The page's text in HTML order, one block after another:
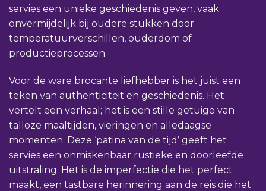
servies een unieke geschiedenis geven, vaak
onvermijdelijk bij oudere stukken door
temperatuurverschillen, ouderdom of
productieprocessen.
Voor de ware brocante liefhebber is het juist een
teken van authenticiteit en geschiedenis. Het
vertelt een verhaal; het is een stille getuige van
talloze maaltijden, vieringen en alledaagse
momenten. Deze ‘patina van de tijd’ geeft het
servies een onmiskenbaar rustieke en doorleefde
uitstraling. Het is de imperfectie die het perfect
maakt, een tastbare herinnering aan de reis die het